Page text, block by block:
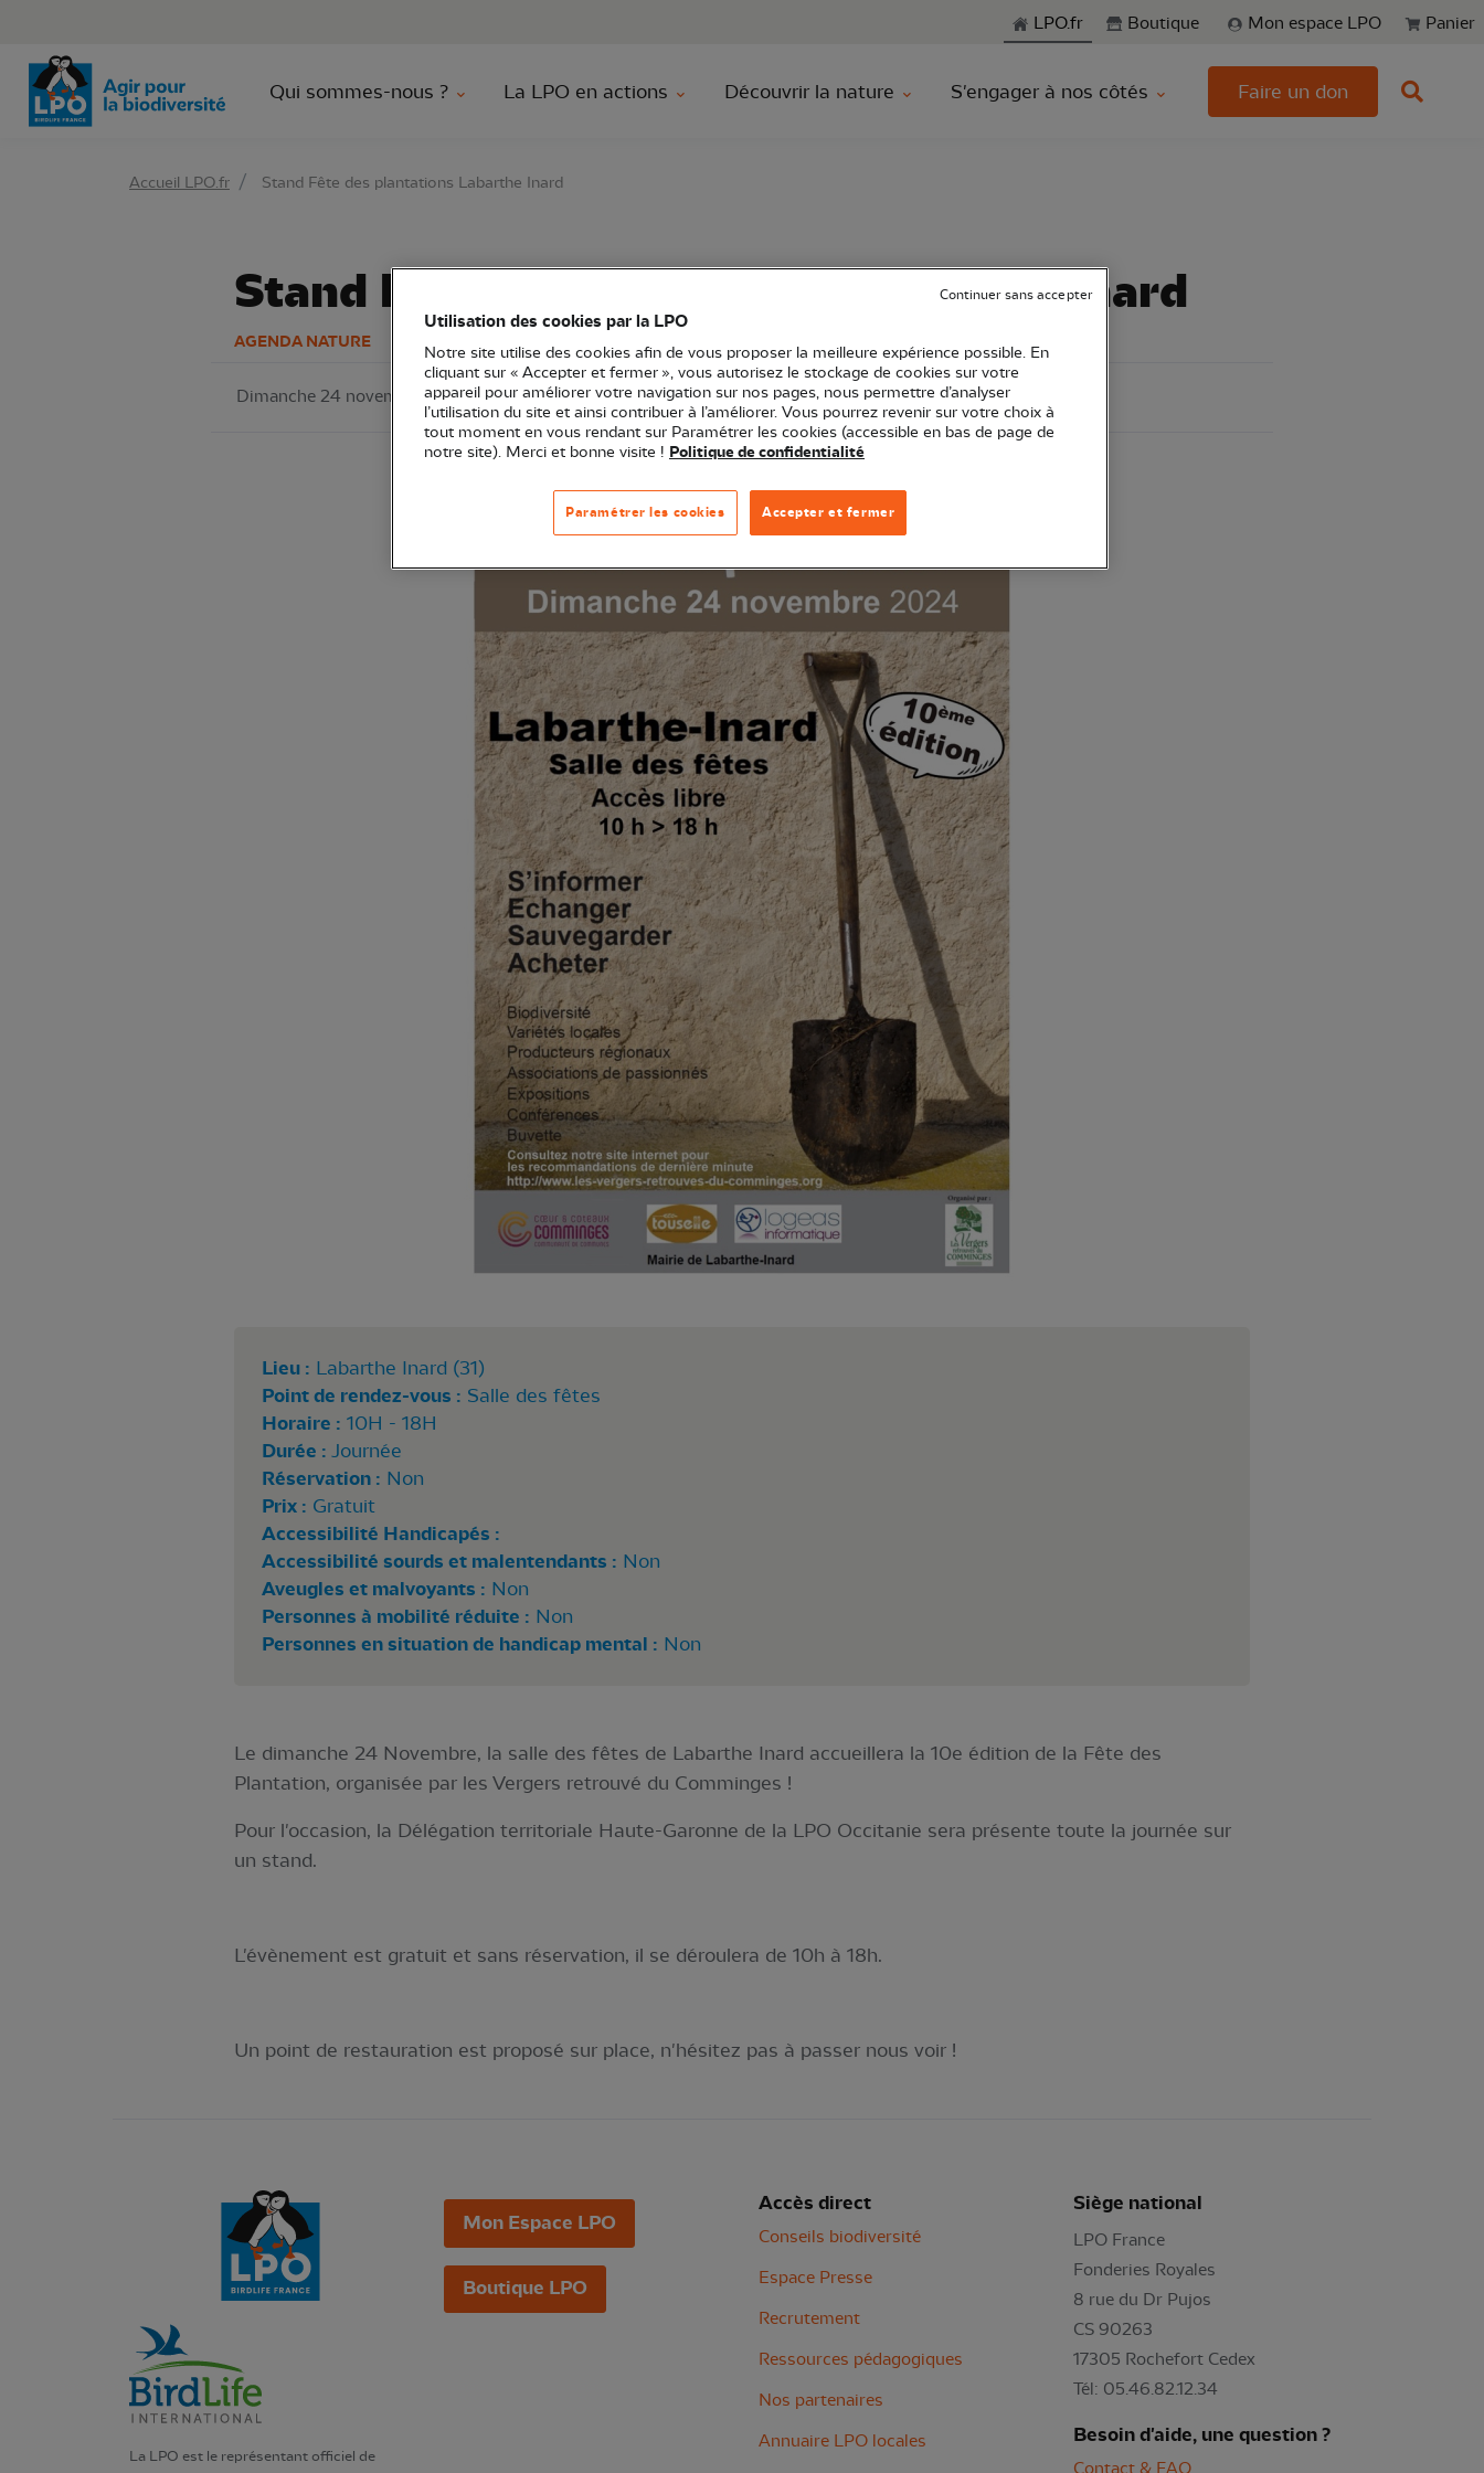
Aller à la rechercheLPO.fr Boutique Mon espace LPO Panier
Qui sommes-nous ? La LPO en actions Découvrir la nature S'engager à nos côtés Faire un don
Accueil LPO.fr Stand Fête des plantations Labarthe Inard
Stand Fête des plantations Labarthe Inard
AGENDA NATURE
Dimanche 24 novembre 2024 LPO Occitanie Rencontres 31 - Haute-Garonne
Lieu : Labarthe Inard (31)
Point de rendez-vous : Salle des fêtes
Horaire : 10H - 18H
Durée : Journée
Réservation : Non
Prix : Gratuit
Accessibilité Handicapés :
Accessibilité sourds et malentendants : Non
Aveugles et malvoyants : Non
Personnes à mobilité réduite : Non
Personnes en situation de handicap mental : Non
Le dimanche 24 Novembre, la salle des fêtes de Labarthe Inard accueillera la 10e édition de la Fête des
Plantation, organisée par les Vergers retrouvé du Comminges !
Pour l'occasion, la Délégation territoriale Haute-Garonne de la LPO Occitanie sera présente toute la journée sur
un stand.
L'évènement est gratuit et sans réservation, il se déroulera de 10h à 18h.
Un point de restauration est proposé sur place, n'hésitez pas à passer nous voir !
La LPO est le représentant officiel de
Mon Espace LPO
Boutique LPO
Accès direct
Conseils biodiversité
Espace Presse
Recrutement
Ressources pédagogiques
Nos partenaires
Annuaire LPO locales
Siège national
LPO France
Fonderies Royales
8 rue du Dr Pujos
CS 90263
17305 Rochefort Cedex
Tél: 05.46.82.12.34
Besoin d'aide, une question ?
Contact & FAQ
Utilisation des cookies par la LPO
Notre site utilise des cookies afin de vous proposer la meilleure expérience possible. En
cliquant sur « Accepter et fermer », vous autorisez le stockage de cookies sur votre
appareil pour améliorer votre navigation sur nos pages, nous permettre d’analyser
l’utilisation du site et ainsi contribuer à l’améliorer. Vous pourrez revenir sur votre choix à
tout moment en vous rendant sur Paramétrer les cookies (accessible en bas de page de
notre site). Merci et bonne visite ! Politique de confidentialité
Accepter et fermer
Paramétrer les cookies
Continuer sans accepter